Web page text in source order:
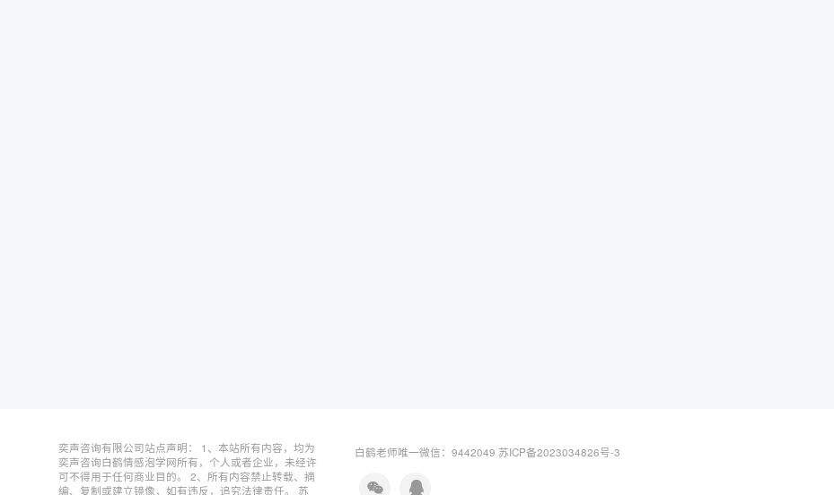
奕声咨询有限公司站点声明： 1、本站所有内容，均为
奕声咨询白鹤情感泡学网所有，个人或者企业，未经许
可不得用于任何商业目的。 2、所有内容禁止转载、摘
编、复制或建立镜像，如有违反，追究法律责任。 苏
白鹤老师唯一微信：9442049 苏ICP备2023034826号-3